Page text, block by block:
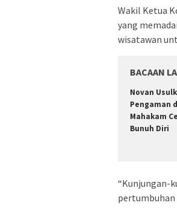
Wakil Ketua
yang
wisatawan
BACAAN
Novan
Pengaman
Mahakam
Bunuh Diri
“Kunjungan-
pertumbuhan